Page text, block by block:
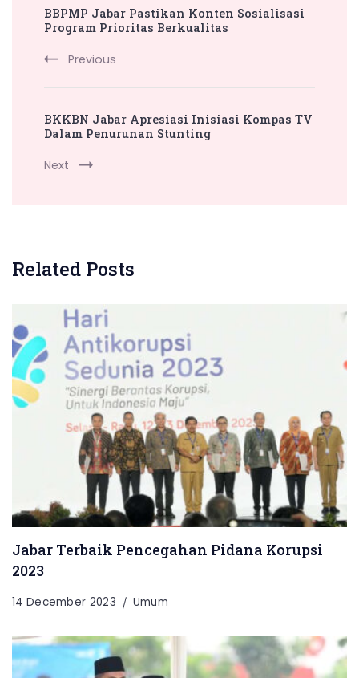
Navigation
BBPMP Jabar Pastikan Konten Sosialisasi
Program Prioritas Berkualitas
Previous
BKKBN Jabar Apresiasi Inisiasi Kompas TV
Dalam Penurunan Stunting
Next
Related Posts
Jabar Terbaik Pencegahan Pidana Korupsi
2023
14 December 2023 Umum